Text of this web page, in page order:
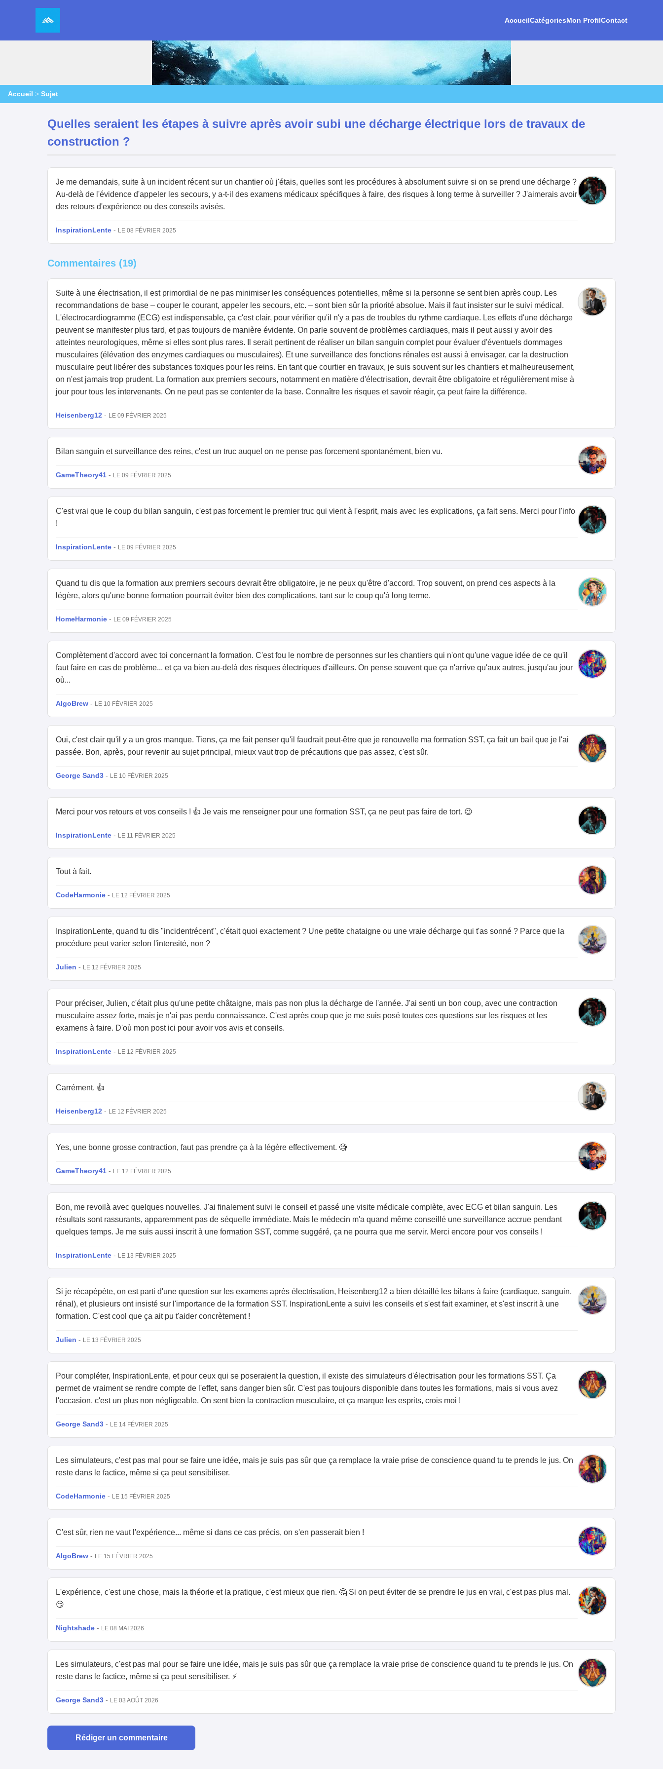
AccueilCatégoriesMon ProfilContact
Accueil > Sujet
Quelles seraient les étapes à suivre après avoir subi une décharge électrique lors de travaux de
construction ?
Je me demandais, suite à un incident récent sur un chantier où j'étais, quelles sont les procédures à absolument suivre si on se prend une décharge ?
Au-delà de l'évidence d'appeler les secours, y a-t-il des examens médicaux spécifiques à faire, des risques à long terme à surveiller ? J'aimerais avoir
des retours d'expérience ou des conseils avisés.
InspirationLente - LE 08 FÉVRIER 2025
Commentaires (19)
Suite à une électrisation, il est primordial de ne pas minimiser les conséquences potentielles, même si la personne se sent bien après coup. Les
recommandations de base – couper le courant, appeler les secours, etc. – sont bien sûr la priorité absolue. Mais il faut insister sur le suivi médical.
L'électrocardiogramme (ECG) est indispensable, ça c'est clair, pour vérifier qu'il n'y a pas de troubles du rythme cardiaque. Les effets d'une décharge
peuvent se manifester plus tard, et pas toujours de manière évidente. On parle souvent de problèmes cardiaques, mais il peut aussi y avoir des
atteintes neurologiques, même si elles sont plus rares. Il serait pertinent de réaliser un bilan sanguin complet pour évaluer d'éventuels dommages
musculaires (élévation des enzymes cardiaques ou musculaires). Et une surveillance des fonctions rénales est aussi à envisager, car la destruction
musculaire peut libérer des substances toxiques pour les reins. En tant que courtier en travaux, je suis souvent sur les chantiers et malheureusement,
on n'est jamais trop prudent. La formation aux premiers secours, notamment en matière d'électrisation, devrait être obligatoire et régulièrement mise à
jour pour tous les intervenants. On ne peut pas se contenter de la base. Connaître les risques et savoir réagir, ça peut faire la différence.
Heisenberg12 - LE 09 FÉVRIER 2025
Bilan sanguin et surveillance des reins, c'est un truc auquel on ne pense pas forcement spontanément, bien vu.
GameTheory41 - LE 09 FÉVRIER 2025
C'est vrai que le coup du bilan sanguin, c'est pas forcement le premier truc qui vient à l'esprit, mais avec les explications, ça fait sens. Merci pour l'info
!
InspirationLente - LE 09 FÉVRIER 2025
Quand tu dis que la formation aux premiers secours devrait être obligatoire, je ne peux qu'être d'accord. Trop souvent, on prend ces aspects à la
légère, alors qu'une bonne formation pourrait éviter bien des complications, tant sur le coup qu'à long terme.
HomeHarmonie - LE 09 FÉVRIER 2025
Complètement d'accord avec toi concernant la formation. C'est fou le nombre de personnes sur les chantiers qui n'ont qu'une vague idée de ce qu'il
faut faire en cas de problème... et ça va bien au-delà des risques électriques d'ailleurs. On pense souvent que ça n'arrive qu'aux autres, jusqu'au jour
où...
AlgoBrew - LE 10 FÉVRIER 2025
Oui, c'est clair qu'il y a un gros manque. Tiens, ça me fait penser qu'il faudrait peut-être que je renouvelle ma formation SST, ça fait un bail que je l'ai
passée. Bon, après, pour revenir au sujet principal, mieux vaut trop de précautions que pas assez, c'est sûr.
George Sand3 - LE 10 FÉVRIER 2025
Merci pour vos retours et vos conseils ! 👍 Je vais me renseigner pour une formation SST, ça ne peut pas faire de tort. 😉
InspirationLente - LE 11 FÉVRIER 2025
Tout à fait.
CodeHarmonie - LE 12 FÉVRIER 2025
InspirationLente, quand tu dis "incidentrécent", c'était quoi exactement ? Une petite chataigne ou une vraie décharge qui t'as sonné ? Parce que la
procédure peut varier selon l'intensité, non ?
Julien - LE 12 FÉVRIER 2025
Pour préciser, Julien, c'était plus qu'une petite châtaigne, mais pas non plus la décharge de l'année. J'ai senti un bon coup, avec une contraction
musculaire assez forte, mais je n'ai pas perdu connaissance. C'est après coup que je me suis posé toutes ces questions sur les risques et les
examens à faire. D'où mon post ici pour avoir vos avis et conseils.
InspirationLente - LE 12 FÉVRIER 2025
Carrément. 👍
Heisenberg12 - LE 12 FÉVRIER 2025
Yes, une bonne grosse contraction, faut pas prendre ça à la légère effectivement. 🧐
GameTheory41 - LE 12 FÉVRIER 2025
Bon, me revoilà avec quelques nouvelles. J'ai finalement suivi le conseil et passé une visite médicale complète, avec ECG et bilan sanguin. Les
résultats sont rassurants, apparemment pas de séquelle immédiate. Mais le médecin m'a quand même conseillé une surveillance accrue pendant
quelques temps. Je me suis aussi inscrit à une formation SST, comme suggéré, ça ne pourra que me servir. Merci encore pour vos conseils !
InspirationLente - LE 13 FÉVRIER 2025
Si je récapépète, on est parti d'une question sur les examens après électrisation, Heisenberg12 a bien détaillé les bilans à faire (cardiaque, sanguin,
rénal), et plusieurs ont insisté sur l'importance de la formation SST. InspirationLente a suivi les conseils et s'est fait examiner, et s'est inscrit à une
formation. C'est cool que ça ait pu t'aider concrètement !
Julien - LE 13 FÉVRIER 2025
Pour compléter, InspirationLente, et pour ceux qui se poseraient la question, il existe des simulateurs d'électrisation pour les formations SST. Ça
permet de vraiment se rendre compte de l'effet, sans danger bien sûr. C'est pas toujours disponible dans toutes les formations, mais si vous avez
l'occasion, c'est un plus non négligeable. On sent bien la contraction musculaire, et ça marque les esprits, crois moi !
George Sand3 - LE 14 FÉVRIER 2025
Les simulateurs, c'est pas mal pour se faire une idée, mais je suis pas sûr que ça remplace la vraie prise de conscience quand tu te prends le jus. On
reste dans le factice, même si ça peut sensibiliser.
CodeHarmonie - LE 15 FÉVRIER 2025
C'est sûr, rien ne vaut l'expérience... même si dans ce cas précis, on s'en passerait bien !
AlgoBrew - LE 15 FÉVRIER 2025
L'expérience, c'est une chose, mais la théorie et la pratique, c'est mieux que rien. 🤔 Si on peut éviter de se prendre le jus en vrai, c'est pas plus mal.
😏
Nightshade - LE 08 MAI 2026
Les simulateurs, c'est pas mal pour se faire une idée, mais je suis pas sûr que ça remplace la vraie prise de conscience quand tu te prends le jus. On
reste dans le factice, même si ça peut sensibiliser. ⚡️
George Sand3 - LE 03 AOÛT 2026
Rédiger un commentaire